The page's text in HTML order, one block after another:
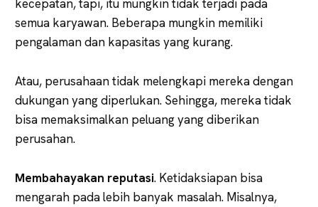
kecepatan, tapi, itu mungkin tidak terjadi pada
semua karyawan. Beberapa mungkin memiliki
pengalaman dan kapasitas yang kurang.
Atau, perusahaan tidak melengkapi mereka dengan
dukungan yang diperlukan. Sehingga, mereka tidak
bisa memaksimalkan peluang yang diberikan
perusahan.
Membahayakan reputasi. Ketidaksiapan bisa
mengarah pada lebih banyak masalah. Misalnya,